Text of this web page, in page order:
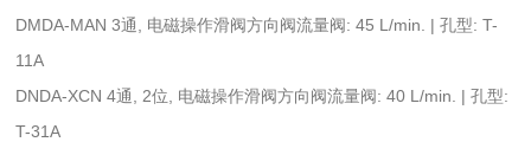
DMDA-MAN 3通, 电磁操作滑阀方向阀流量阀: 45 L/min. | 孔型: T-
11A
DNDA-XCN 4通, 2位, 电磁操作滑阀方向阀流量阀: 40 L/min. | 孔型:
T-31A